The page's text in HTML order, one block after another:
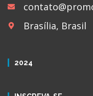
Brasília, Brasil
2024